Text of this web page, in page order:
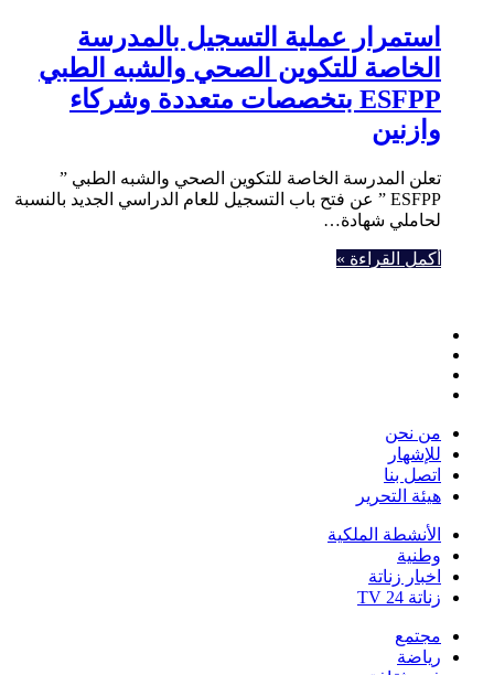
استمرار عملية التسجيل بالمدرسة
الخاصة للتكوين الصحي والشبه الطبي
ESFPP بتخصصات متعددة وشركاء
وازنين
تعلن المدرسة الخاصة للتكوين الصحي والشبه الطبي ”
ESFPP ” عن فتح باب التسجيل للعام الدراسي الجديد بالنسبة
لحاملي شهادة…
أكمل القراءة »
من نحن
للإشهار
اتصل بنا
هيئة التحرير
الأنشطة الملكية
وطنية
اخبار زناتة
زناتة 24 TV
مجتمع
رياضة